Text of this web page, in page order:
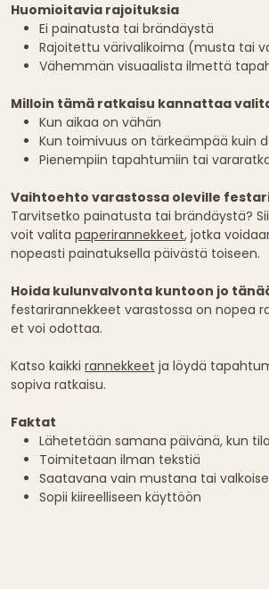
Huomioitavia rajoituksia
Ei painatusta tai brändäystä
Rajoitettu värivalikoima (musta tai
Vähemmän visuaalista ilmettä
Milloin tämä ratkaisu kannattaa
Kun aikaa on vähän
Kun toimivuus on tärkeämpää kuin
Pienempiin tapahtumiin tai
Vaihtoehto varastossa oleville
Tarvitsetko painatusta tai brändäystä?
voit valita paperirannekkeet, jotka
nopeasti painatuksella päivästä toiseen.
Hoida kulunvalvonta kuntoon jo
festarirannekkeet varastossa on nopea
et voi odottaa.
Katso kaikki rannekkeet ja löydä
sopiva ratkaisu.
Faktat
Lähetetään samana päivänä, kun
Toimitetaan ilman tekstiä
Saatavana vain mustana tai
Sopii kiireelliseen käyttöön